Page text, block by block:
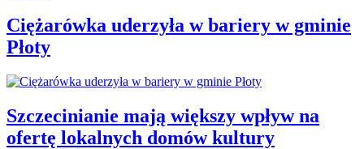
Ciężarówka uderzyła w bariery w gminie
Płoty
Szczecinianie mają większy wpływ na
ofertę lokalnych domów kultury